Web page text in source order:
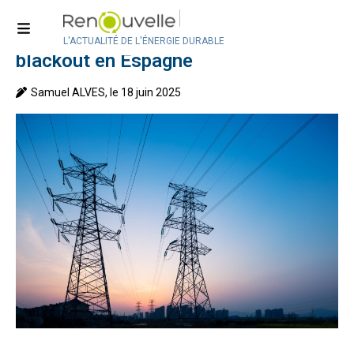
L'ACTUALITÉ DE L'ÉNERGIE DURABLE
Une surtension à l’origine du
blackout en Espagne
Samuel ALVES, le 18 juin 2025